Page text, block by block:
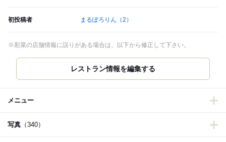
初投稿者 まるぽろりん （2）
※彩菜の店舗情報に誤りがある場合は、以下から修正して下さい。
レストラン情報を編集する
メニュー
写真 （340）